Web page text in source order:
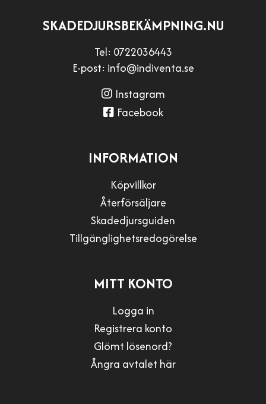
SKADEDJURSBEKÄMPNING.NU
Tel: 0722036443
E-post: info@indiventa.se
Instagram
Facebook
INFORMATION
Köpvillkor
Återförsäljare
Skadedjursguiden
Tillgänglighetsredogörelse
MITT KONTO
Logga in
Registrera konto
Glömt lösenord?
Ångra avtalet här